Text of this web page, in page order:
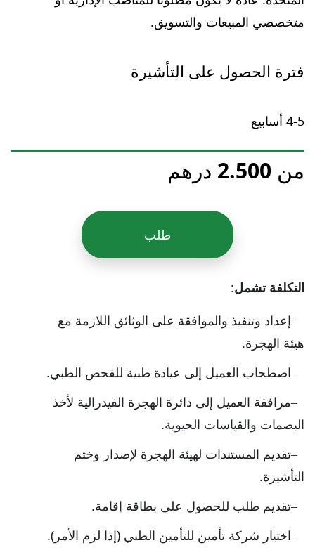
متخصصي المبيعات والتسويق.
فترة الحصول على التأشيرة
4-5 أسابيع
من 2.500 درهم
طلب
التكلفة تشمل:
إعداد وتنفيذ والموافقة على الوثائق اللازمة مع
هيئة الهجرة.
اصطحاب العميل إلى عيادة طبية للفحص الطبي.
مرافقة العميل إلى دائرة الهجرة الفيدرالية لأخذ
البصمات والقياسات الحيوية.
تقديم المستندات لهيئة الهجرة لإصدار وختم
التأشيرة.
تقديم طلب للحصول على بطاقة إقامة.
اختيار شركة تأمين للتأمين الطبي (إذا لزم الأمر).